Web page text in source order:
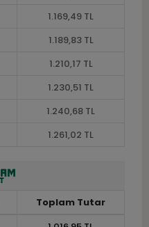
1.169,49 TL
1.189,83 TL
1.210,17 TL
1.230,51 TL
1.240,68 TL
1.261,02 TL
Toplam Tutar